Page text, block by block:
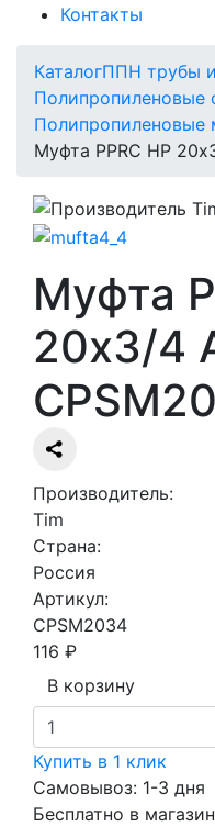
Контакты
КаталогППН трубы
Полипропиленовые
Полипропиленовые
Муфта PPRC НР
Муфта
20х3/4
Производитель:
Tim
Страна:
Россия
Артикул:
CPSM2034
116 ₽
В корзину
Купить в 1 клик
Самовывоз: 1-3 дня
Бесплатно в